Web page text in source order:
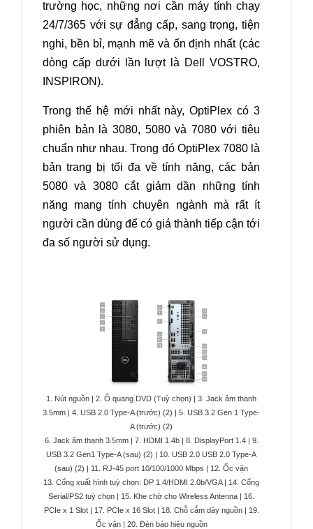
trường học, những nơi cần máy tính chạy
24/7/365 với sự đẳng cấp, sang trọng, tiện
nghi, bền bỉ, mạnh mẽ và ổn định nhất (các
dòng cấp dưới lần lượt là Dell VOSTRO,
INSPIRON).
Trong thế hệ mới nhất này, OptiPlex có 3
phiên bản là 3080, 5080 và 7080 với tiêu
chuẩn như nhau. Trong đó OptiPlex 7080 là
bản trang bị tối đa về tính năng, các bản
5080 và 3080 cắt giảm dần những tính
năng mang tính chuyên ngành mà rất ít
người cần dùng để có giá thành tiếp cận tới
đa số người sử dụng.
1. Nút nguồn | 2. Ổ quang DVD (Tuỳ chọn) | 3. Jack âm thanh
3.5mm | 4. USB 2.0 Type-A (trước) (2) | 5. USB 3.2 Gen 1 Type-
A (trước) (2)
6. Jack âm thanh 3.5mm | 7. HDMI 1.4b | 8. DisplayPort 1.4 | 9.
USB 3.2 Gen1 Type-A (sau) (2) | 10. USB 2.0 USB 2.0 Type-A
(sau) (2) | 11. RJ-45 port 10/100/1000 Mbps | 12. Ốc vặn
13. Cổng xuất hình tuỳ chọn: DP 1.4/HDMI 2.0b/VGA | 14. Cổng
Serial/PS2 tuỳ chọn | 15. Khe chờ cho Wireless Antenna | 16.
PCIe x 1 Slot | 17. PCIe x 16 Slot | 18. Chỗ cắm dây nguồn | 19.
Ốc vặn | 20. Đèn báo hiệu nguồn